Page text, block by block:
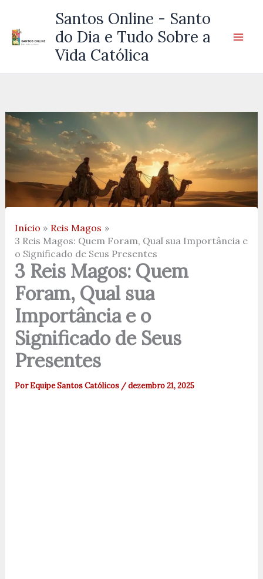
Santos Online - Santo
do Dia e Tudo Sobre a
Vida Católica
Início
Reis Magos
3 Reis Magos: Quem Foram, Qual sua Importância e
o Significado de Seus Presentes
3 Reis Magos: Quem
Foram, Qual sua
Importância e o
Significado de Seus
Presentes
PorEquipe Santos Católicos /dezembro 21, 2025